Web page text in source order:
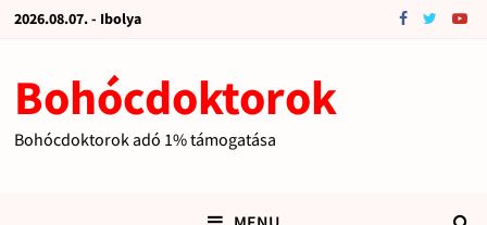
2026.08.07. - Ibolya
Bohócdoktorok
Bohócdoktorok adó 1% támogatása